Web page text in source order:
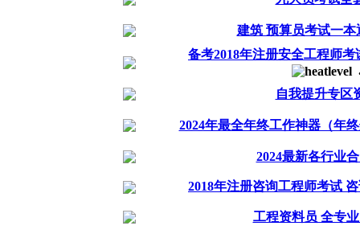
建筑 预算员考试一本
备考2018年注册安全工程师
自我提升专区
2024年最全年终工作神器（年
2024最新各行业
2018年注册咨询工程师考试
工程资料员 全专